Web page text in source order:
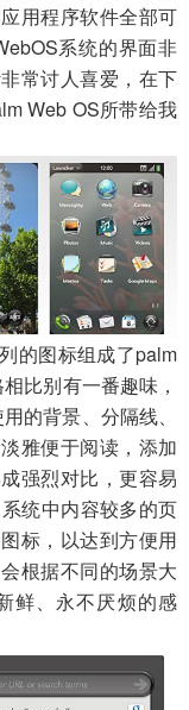
用程序软件全部可
系统的界面非
常讨人喜爱，在下
Web OS所带给我
的图标组成了palm
比别有一番趣味，
的背景、分隔线、
雅便于阅读，添加
强烈对比，更容易
统中内容较多的页
标，以达到方便用
根据不同的场景大
鲜、永不厌烦的感